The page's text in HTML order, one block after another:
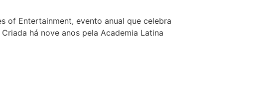
of Entertainment, evento anual que celebra
há nove anos pela Academia Latina